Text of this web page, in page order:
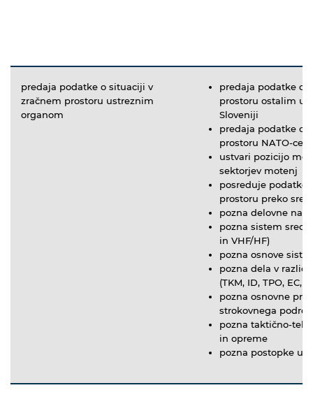
predaja podatke o situaciji v
zračnem prostoru ustreznim
organom
predaja podatke o
prostoru ostalim
Sloveniji
predaja podatke o
prostoru NATO-
ustvari pozicijo
sektorjev motenj
posreduje podatke
prostoru preko
pozna delovne
pozna sistem
in VHF/HF)
pozna osnove
pozna dela v
(TKM, ID, TPO, EC,
pozna osnovne
strokovnega
pozna taktično-
in opreme
pozna postopke